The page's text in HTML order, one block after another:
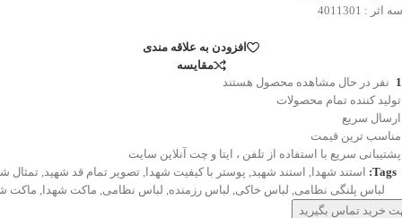
: 4011301
افزودن به علاقه مندی
مقایسه
نفر در حال مشاهده محصول هستند
تولید کننده تمام محصولات
ارسال سریع
مناسب ترین قیمت
پشتیبانی سریع با استفاده از تلفن ، ایتا و چت آنلاین سایت
Tags: استند شهدا استند شهید پوستر با کیفیت شهدا تصویر تمام قد شهید تمثال
لباس پلنگی نظامی لباس خاکی لباس رزمنده لباس نظامی ماکت شهدا ماکت
خرید تماس بگیرید